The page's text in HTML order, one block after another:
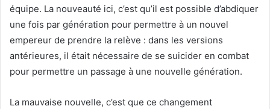
équipe. La nouveauté ici, c’est qu’il est possible d’abdiquer
une fois par génération pour permettre à un nouvel
empereur de prendre la relève : dans les versions
antérieures, il était nécessaire de se suicider en combat
pour permettre un passage à une nouvelle génération.
La mauvaise nouvelle, c’est que ce changement